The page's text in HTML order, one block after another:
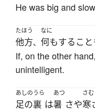
He was big and
たほう
他方、
なに
何もする こと
If, on the other
unintelligent.
あしのうら
足の裏 は
あつ
暑 さや
さむ
寒